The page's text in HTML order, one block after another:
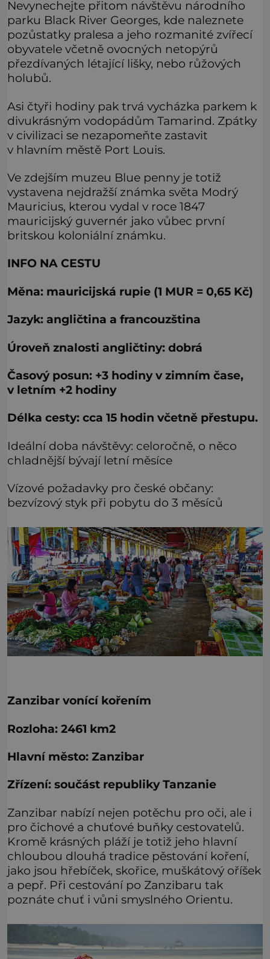
Nevynechejte přitom návštěvu národního
parku Black River Georges, kde naleznete
pozůstatky pralesa a jeho rozmanité zvířecí
obyvatele včetně ovocných netopýrů
přezdívaných létající lišky, nebo růžových
holubů.
Asi čtyři hodiny pak trvá vycházka parkem k
divukrásným vodopádům Tamarind. Zpátky
v civilizaci se nezapomeňte zastavit
v hlavním městě Port Louis.
Ve zdejším muzeu Blue penny je totiž
vystavena nejdražší známka světa Modrý
Mauricius, kterou vydal v roce 1847
mauricijský guvernér jako vůbec první
britskou koloniální známku.
INFO NA CESTU
Měna: mauricijská rupie (1 MUR = 0,65 Kč)
Jazyk: angličtina a francouzština
Úroveň znalosti angličtiny: dobrá
Časový posun: +3 hodiny v zimním čase,
v letním +2 hodiny
Délka cesty: cca 15 hodin včetně přestupu.
Ideální doba návštěvy: celoročně, o něco
chladnější bývají letní měsíce
Vízové požadavky pro české občany:
bezvízový styk při pobytu do 3 měsíců
Zanzibar vonící kořením
Rozloha: 2461 km2
Hlavní město: Zanzibar
Zřízení: součást republiky Tanzanie
Zanzibar nabízí nejen potěchu pro oči, ale i
pro čichové a chuťové buňky cestovatelů.
Kromě krásných pláží je totiž jeho hlavní
chloubou dlouhá tradice pěstování koření,
jako jsou hřebíček, skořice, muškátový oříšek
a pepř. Při cestování po Zanzibaru tak
poznáte chuť i vůni smyslného Orientu.